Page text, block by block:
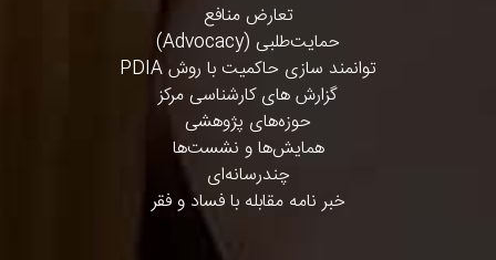
تعارض منافع
حمایت‌طلبی (Advocacy)
توانمند سازی حاکمیت با روش PDIA
گزارش های کارشناسی مرکز
حوزه‌های پژوهشی
همایش‌ها و نشست‌ها
چندرسانه‌ای
خبر نامه مقابله با فساد و فقر